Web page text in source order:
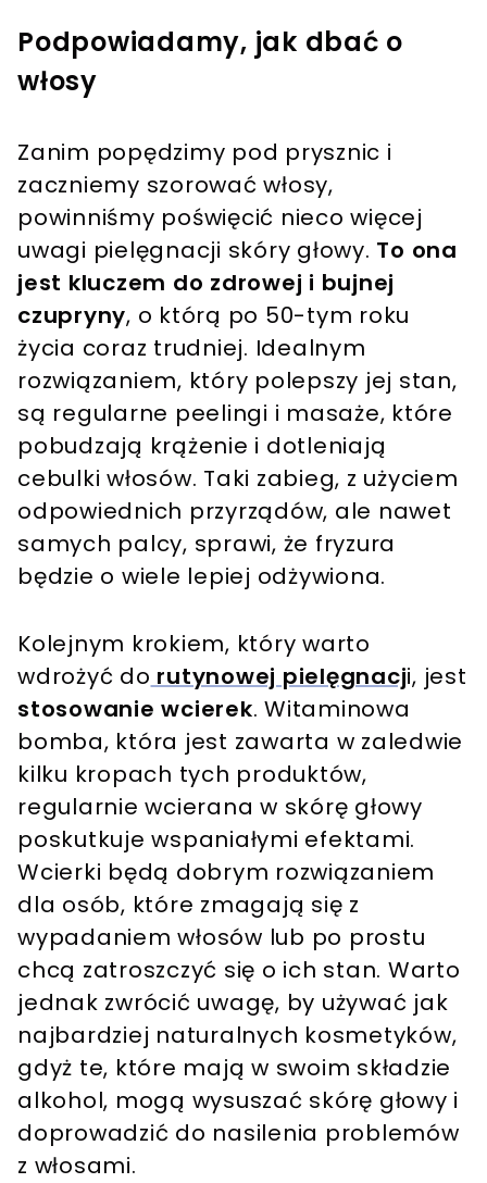
Podpowiadamy, jak dbać o
włosy
Zanim popędzimy pod prysznic i
zaczniemy szorować włosy,
powinniśmy poświęcić nieco więcej
uwagi pielęgnacji skóry głowy. To ona
jest kluczem do zdrowej i bujnej
czupryny, o którą po 50-tym roku
życia coraz trudniej. Idealnym
rozwiązaniem, który polepszy jej stan,
są regularne peelingi i masaże, które
pobudzają krążenie i dotleniają
cebulki włosów. Taki zabieg, z użyciem
odpowiednich przyrządów, ale nawet
samych palcy, sprawi, że fryzura
będzie o wiele lepiej odżywiona.
Kolejnym krokiem, który warto
wdrożyć do rutynowej pielęgnacji, jest
stosowanie wcierek. Witaminowa
bomba, która jest zawarta w zaledwie
kilku kropach tych produktów,
regularnie wcierana w skórę głowy
poskutkuje wspaniałymi efektami.
Wcierki będą dobrym rozwiązaniem
dla osób, które zmagają się z
wypadaniem włosów lub po prostu
chcą zatroszczyć się o ich stan. Warto
jednak zwrócić uwagę, by używać jak
najbardziej naturalnych kosmetyków,
gdyż te, które mają w swoim składzie
alkohol, mogą wysuszać skórę głowy i
doprowadzić do nasilenia problemów
z włosami.